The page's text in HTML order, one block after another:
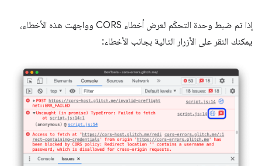
إذا تم ضبط وحدة التحكّم لعرض أخطاء CORS وواجهت هذه الأخطاء،
يمكنك النقر على الأزرار التالية بجانب الأخطاء: